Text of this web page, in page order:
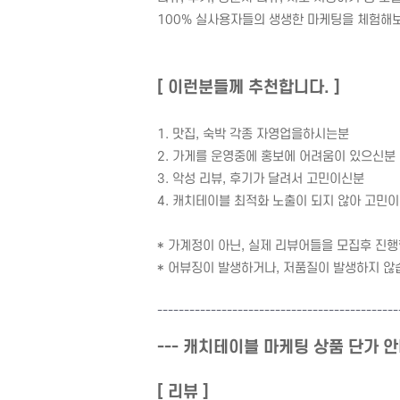
100% 실사용자들의 생생한 마케팅을 체험해
[ 이런분들께 추천합니다. ]
1. 맛집, 숙박 각종 자영업을하시는분
2. 가게를 운영중에 홍보에 어려움이 있으신분
3. 악성 리뷰, 후기가 달려서 고민이신분
4. 캐치테이블 최적화 노출이 되지 않아 고민
* 가계정이 아닌, 실제 리뷰어들을 모집후 진
* 어뷰징이 발생하거나, 저품질이 발생하지 않
---------------------------------------
--- 캐치테이블 마케팅 상품 단가
[ 리뷰 ]